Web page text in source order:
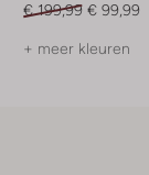
€ 199,99 € 99,99
+ meer kleuren